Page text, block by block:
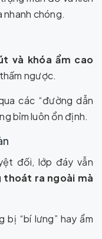
nhanh chóng.
và khóa ẩm cao
ngược.
các “đường dẫn
bỉm luôn ổn định.
đối, lớp đáy vẫn
thoát ra ngoài mà
bị “bí lưng” hay ẩm